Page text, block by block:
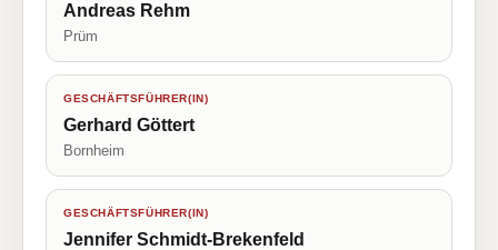
Andreas Rehm
Prüm
GESCHÄFTSFÜHRER(IN)
Gerhard Göttert
Bornheim
GESCHÄFTSFÜHRER(IN)
Jennifer Schmidt-Brekenfeld